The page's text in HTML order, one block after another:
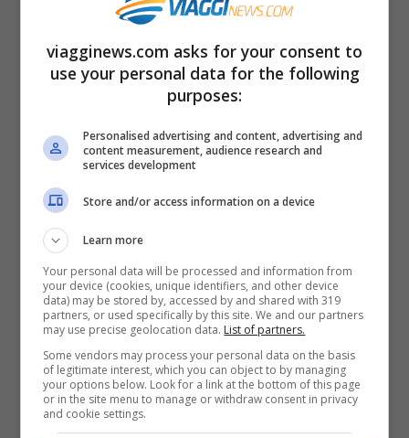
probabili fra 90 e 110 km/h,
localmente anche oltre. Il vento
proviene da sud. Mercoledì mattina
Nel mentre in Liguria l’Arpal
che: alcune strutture temporalesche
stanno interessando la zona centrale della
regione con precipitazioni di intensità
moderata. Le celle temporalesche hanno
interessato principalmente il genovesato
ed il Tigullio.
Al momento solo alcuni dei corsi d’acqua
viagginews.com asks for your consent to
use your personal data for the following
purposes:
Personalised advertising and content, advertising and
content measurement, audience research and
services development
Store and/or access information on a device
Learn more
Your personal data will be processed and information from
your device (cookies, unique identifiers, and other device
data) may be stored by, accessed by and shared with 319
partners, or used specifically by this site. We and our partners
may use precise geolocation data. List of partners.
Some vendors may process your personal data on the basis
of legitimate interest, which you can object to by managing
your options below. Look for a link at the bottom of this page
or in the site menu to manage or withdraw consent in privacy
and cookie settings.